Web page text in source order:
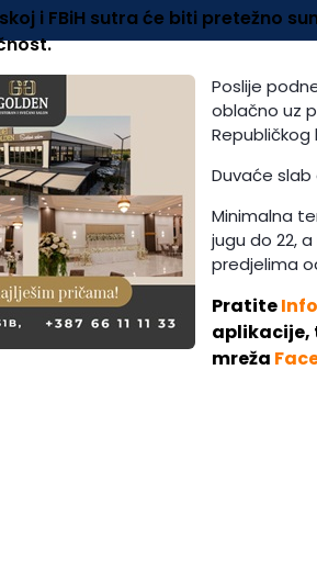
i FBiH sutra će biti pretežno
Poslije
oblačno uz
Duvaće
Minimalna
jugu do 22,
predjelima
Pratite
aplikacije,
mreža